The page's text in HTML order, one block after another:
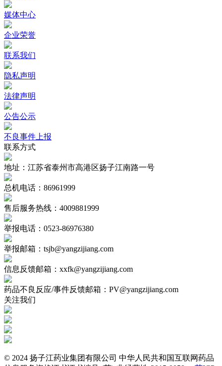
媒体中心
企业荣誉
联系我们
隐私声明
法律声明
公告公示
不良事件上报
联系方式
地址：江苏省泰州市高港区扬子江南路一号
总机电话：86961999
售后服务热线：4009881999
举报电话：0523-86976380
举报邮箱：tsjb@yangzijiang.com
信息反馈邮箱：xxfk@yangzijiang.com
药品不良反应/事件反馈邮箱：PV@yangzijiang.com
关注我们
© 2024 扬子江药业集团有限公司 中华人民共和国互联网药品